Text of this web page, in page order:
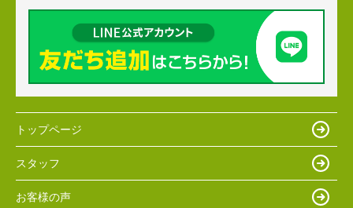
トップページ
スタッフ
お客様の声